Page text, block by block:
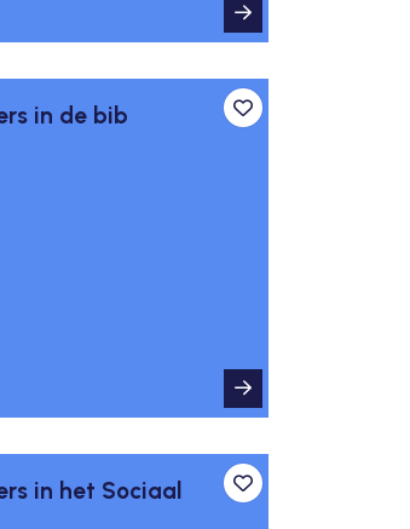
Toevoegen aan
in de bib
Toevoegen aan
in het Sociaal